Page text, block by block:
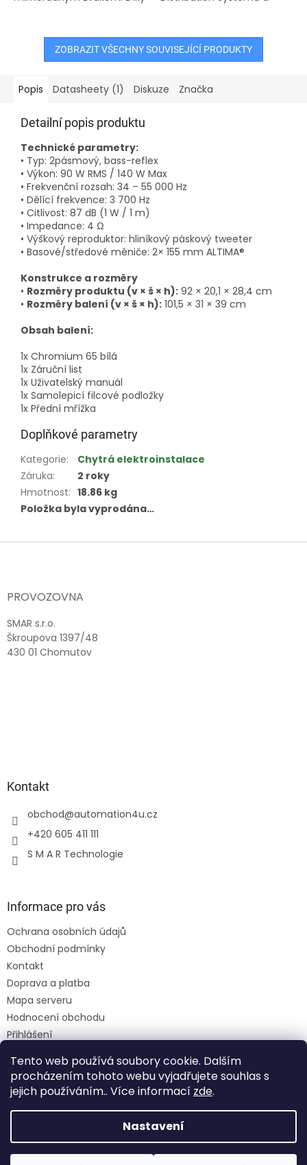
Tento web používá soubory cookie. Dalším
procházením tohoto webu vyjadřujete souhlas s
jejich používáním.. Více informací zde.
Nastavení
rozděluje výkon
rovnoměrně mezi tři
měniče,...
a vyvážený přednes v...
ZOBRAZIT VŠECHNY SOUVISEJÍCÍ PRODUKTY
Popis Datasheety (1) Diskuze Značka
Detailní popis produktu
Technické parametry:
• Typ: 2pásmový, bass-reflex
• Výkon: 90 W RMS / 140 W Max
• Frekvenční rozsah: 34 – 55 000 Hz
• Dělící frekvence: 3 700 Hz
• Citlivost: 87 dB (1 W / 1 m)
• Impedance: 4 Ω
• Výškový reproduktor: hliníkový páskový tweeter
• Basové/středové měniče: 2× 155 mm ALTIMA®
Konstrukce a rozměry
• Rozměry produktu (v × š × h): 92 × 20,1 × 28,4 cm
• Rozměry balení (v × š × h): 101,5 × 31 × 39 cm
Obsah balení:
1x Chromium 65 bílá
1x Záruční list
1x Uživatelský manuál
1x Samolepicí filcové podložky
1x Přední mřížka
Doplňkové parametry
Kategorie:
Chytrá elektroinstalace
Záruka:
2 roky
Hmotnost: 18.86 kg
Položka byla vyprodána…
PROVOZOVNA
SMAR s.r.o.
Škroupova 1397/48
430 01 Chomutov
Kontakt
obchod@automation4u.cz
+420 605 411 111
S M A R Technologie
Informace pro vás
Ochrana osobních údajů
Obchodní podmínky
Kontakt
Doprava a platba
Mapa serveru
Hodnocení obchodu
Přihlášení
Moje objednávka
Vytvořil Shoptet